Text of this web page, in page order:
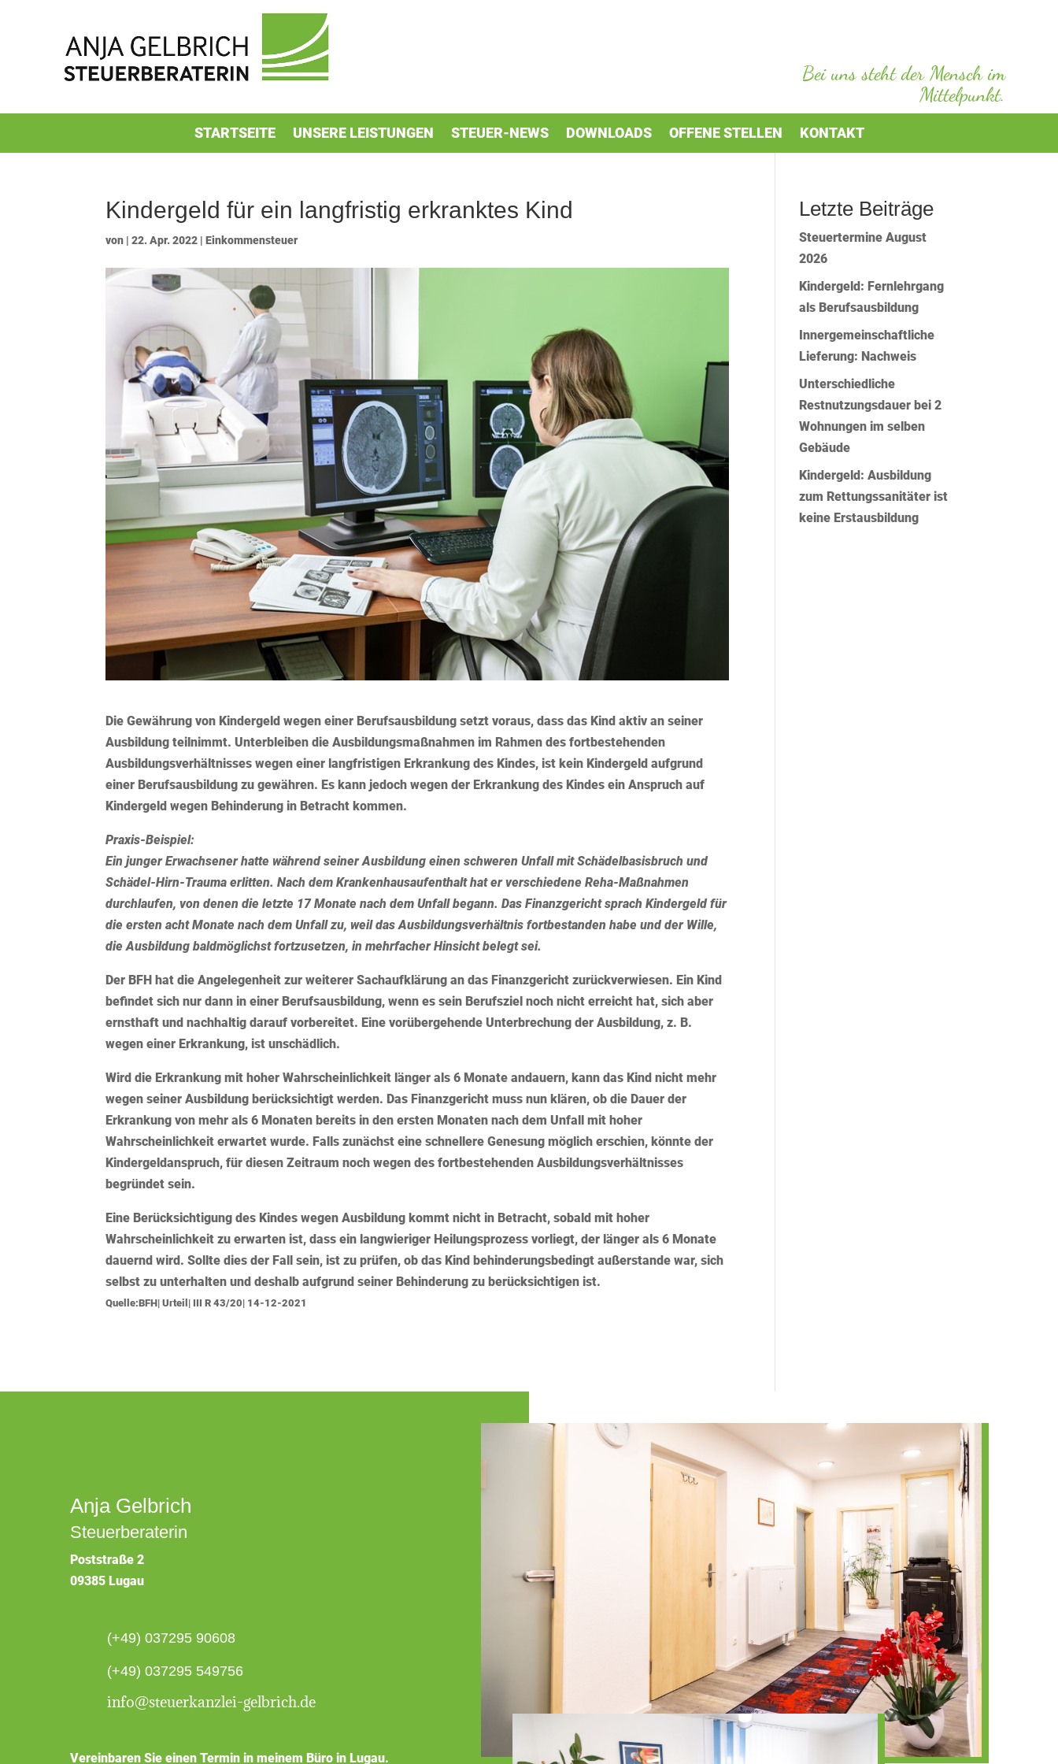
Bei uns steht der Mensch im
Mittelpunkt.
STARTSEITE UNSERE LEISTUNGEN STEUER-NEWS DOWNLOADS OFFENE STELLEN KONTAKT
Kindergeld für ein langfristig erkranktes Kind
von |22. Apr. 2022 |Einkommensteuer
Die Gewährung von Kindergeld wegen einer Berufsausbildung setzt voraus, dass das Kind aktiv an seiner
Ausbildung teilnimmt. Unterbleiben die Ausbildungsmaßnahmen im Rahmen des fortbestehenden
Ausbildungsverhältnisses wegen einer langfristigen Erkrankung des Kindes, ist kein Kindergeld aufgrund
einer Berufsausbildung zu gewähren. Es kann jedoch wegen der Erkrankung des Kindes ein Anspruch auf
Kindergeld wegen Behinderung in Betracht kommen.
Praxis-Beispiel:
Ein junger Erwachsener hatte während seiner Ausbildung einen schweren Unfall mit Schädelbasisbruch und
Schädel-Hirn-Trauma erlitten. Nach dem Krankenhausaufenthalt hat er verschiedene Reha-Maßnahmen
durchlaufen, von denen die letzte 17 Monate nach dem Unfall begann. Das Finanzgericht sprach Kindergeld für
die ersten acht Monate nach dem Unfall zu, weil das Ausbildungsverhältnis fortbestanden habe und der Wille,
die Ausbildung baldmöglichst fortzusetzen, in mehrfacher Hinsicht belegt sei.
Der BFH hat die Angelegenheit zur weiterer Sachaufklärung an das Finanzgericht zurückverwiesen. Ein Kind
befindet sich nur dann in einer Berufsausbildung, wenn es sein Berufsziel noch nicht erreicht hat, sich aber
ernsthaft und nachhaltig darauf vorbereitet. Eine vorübergehende Unterbrechung der Ausbildung, z. B.
wegen einer Erkrankung, ist unschädlich.
Wird die Erkrankung mit hoher Wahrscheinlichkeit länger als 6 Monate andauern, kann das Kind nicht mehr
wegen seiner Ausbildung berücksichtigt werden. Das Finanzgericht muss nun klären, ob die Dauer der
Erkrankung von mehr als 6 Monaten bereits in den ersten Monaten nach dem Unfall mit hoher
Wahrscheinlichkeit erwartet wurde. Falls zunächst eine schnellere Genesung möglich erschien, könnte der
Kindergeldanspruch, für diesen Zeitraum noch wegen des fortbestehenden Ausbildungsverhältnisses
begründet sein.
Eine Berücksichtigung des Kindes wegen Ausbildung kommt nicht in Betracht, sobald mit hoher
Wahrscheinlichkeit zu erwarten ist, dass ein langwieriger Heilungsprozess vorliegt, der länger als 6 Monate
dauernd wird. Sollte dies der Fall sein, ist zu prüfen, ob das Kind behinderungsbedingt außerstande war, sich
selbst zu unterhalten und deshalb aufgrund seiner Behinderung zu berücksichtigen ist.
Quelle:BFH| Urteil| III R 43/20| 14-12-2021
Letzte Beiträge
Steuertermine August
2026
Kindergeld: Fernlehrgang
als Berufsausbildung
Innergemeinschaftliche
Lieferung: Nachweis
Unterschiedliche
Restnutzungsdauer bei 2
Wohnungen im selben
Gebäude
Kindergeld: Ausbildung
zum Rettungssanitäter ist
keine Erstausbildung
Anja Gelbrich
Steuerberaterin
Poststraße 2
09385 Lugau
(+49) 037295 90608
(+49) 037295 549756
info@steuerkanzlei-gelbrich.de
Vereinbaren Sie einen Termin in meinem Büro in Lugau.